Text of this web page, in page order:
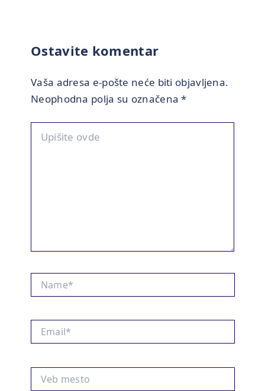
Ostavite komentar
Vaša adresa e-pošte neće biti objavljena.
Neophodna polja su označena*
ovde
mesto